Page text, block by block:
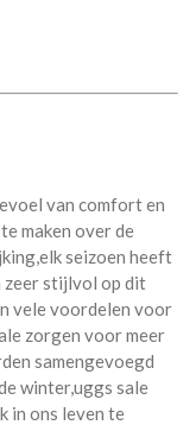
van comfort en
maken over de
seizoen heeft
zeer stijlvol op dit
vele voordelen voor
zorgen voor meer
samengevoegd
winter,uggs sale
in ons leven te